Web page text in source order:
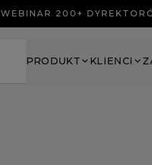
WEBINAR 200+
PRODUKT KLIENCI